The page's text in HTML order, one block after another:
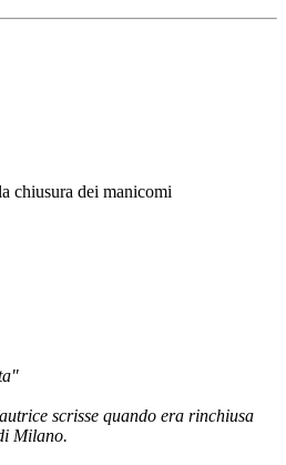
chiusura dei manicomi
scrisse quando era rinchiusa
Milano.